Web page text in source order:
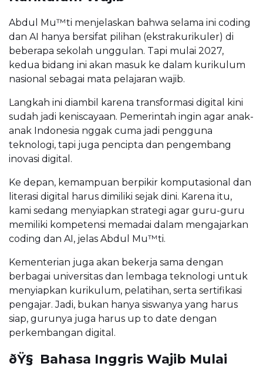
Abdul Mu™ti menjelaskan bahwa selama ini coding
dan AI hanya bersifat pilihan (ekstrakurikuler) di
beberapa sekolah unggulan. Tapi mulai 2027,
kedua bidang ini akan masuk ke dalam kurikulum
nasional sebagai mata pelajaran wajib.
Langkah ini diambil karena transformasi digital kini
sudah jadi keniscayaan. Pemerintah ingin agar anak-
anak Indonesia nggak cuma jadi pengguna
teknologi, tapi juga pencipta dan pengembang
inovasi digital.
Ke depan, kemampuan berpikir komputasional dan
literasi digital harus dimiliki sejak dini. Karena itu,
kami sedang menyiapkan strategi agar guru-guru
memiliki kompetensi memadai dalam mengajarkan
coding dan AI, jelas Abdul Mu™ti.
Kementerian juga akan bekerja sama dengan
berbagai universitas dan lembaga teknologi untuk
menyiapkan kurikulum, pelatihan, serta sertifikasi
pengajar. Jadi, bukan hanya siswanya yang harus
siap, gurunya juga harus up to date dengan
perkembangan digital.
ðŸ§ Bahasa Inggris Wajib Mulai